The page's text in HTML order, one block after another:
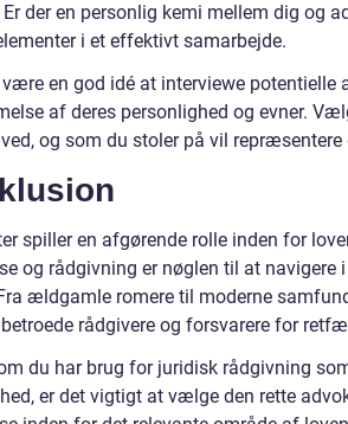
der en personlig kemi mellem dig og
i et effektivt samarbejde.
en god idé at interviewe potentielle
af deres personlighed og evner.
og som du stoler på vil
spiller en afgørende rolle inden for
og rådgivning er nøglen til at navigere
ældgamle romere til moderne
rådgivere og forsvarere for
du har brug for juridisk rådgivning
er det vigtigt at vælge den rette